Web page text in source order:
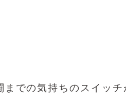
での気持ちのスイッ